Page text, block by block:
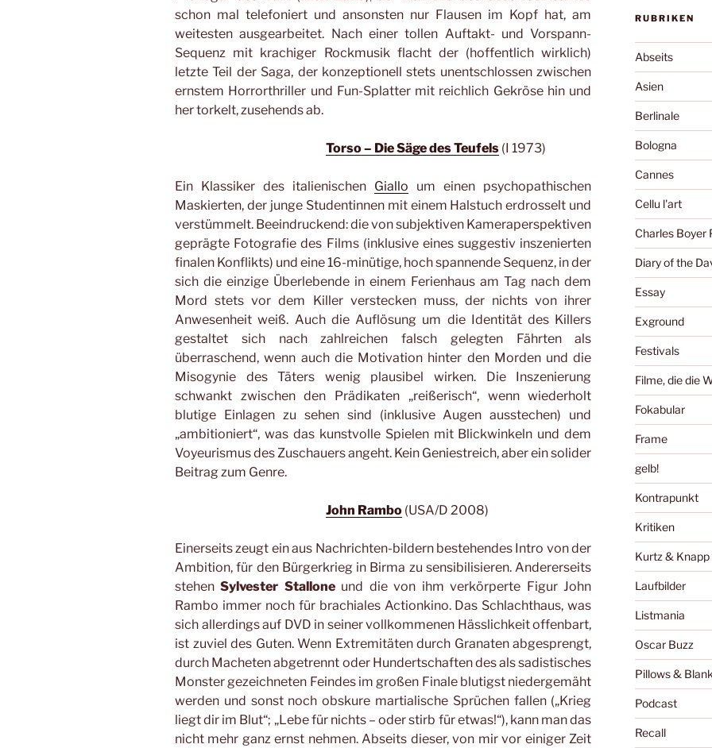
schon mal telefoniert und ansonsten nur Flausen im Kopf hat, am
weitesten ausgearbeitet. Nach einer tollen Auftakt- und Vorspann-
Sequenz mit krachiger Rockmusik flacht der (hoffentlich wirklich)
letzte Teil der Saga, der konzeptionell stets unentschlossen zwischen
ernstem Horrorthriller und Fun-Splatter mit reichlich Gekröse hin und
her torkelt, zusehends ab.
Torso – Die Säge des Teufels (I 1973)
Ein Klassiker des italienischen Giallo um einen psychopathischen
Maskierten, der junge Studentinnen mit einem Halstuch erdrosselt und
verstümmelt. Beeindruckend: die von subjektiven Kameraperspektiven
geprägte Fotografie des Films (inklusive eines suggestiv inszenierten
finalen Konflikts) und eine 16-minütige, hoch spannende Sequenz, in der
sich die einzige Überlebende in einem Ferienhaus am Tag nach dem
Mord stets vor dem Killer verstecken muss, der nichts von ihrer
Anwesenheit weiß. Auch die Auflösung um die Identität des Killers
gestaltet sich nach zahlreichen falsch gelegten Fährten als
überraschend, wenn auch die Motivation hinter den Morden und die
Misogynie des Täters wenig plausibel wirken. Die Inszenierung
schwankt zwischen den Prädikaten „reißerisch“, wenn wiederholt
blutige Einlagen zu sehen sind (inklusive Augen ausstechen) und
„ambitioniert“, was das kunstvolle Spielen mit Blickwinkeln und dem
Voyeurismus des Zuschauers angeht. Kein Geniestreich, aber ein solider
Beitrag zum Genre.
John Rambo (USA/D 2008)
Einerseits zeugt ein aus Nachrichten-bildern bestehendes Intro von der
Ambition, für den Bürgerkrieg in Birma zu sensibilisieren. Andererseits
stehenSylvester Stalloneund die von ihm verkörperte Figur John
Rambo immer noch für brachiales Actionkino. Das Schlachthaus, was
sich allerdings auf DVD in seiner vollkommenen Hässlichkeit offenbart,
ist zuviel des Guten. Wenn Extremitäten durch Granaten abgesprengt,
durch Macheten abgetrennt oder Hundertschaften des als sadistisches
Monster gezeichneten Feindes im großen Finale blutigst niedergemäht
werden und sonst noch obskure martialische Sprüchen fallen („Krieg
liegt dir im Blut“; „Lebe für nichts – oder stirb für etwas!“), kann man das
nicht mehr ganz ernst nehmen. Abseits dieser, von mir vor einiger Zeit
RUBRIKEN
Abseits
Asien
Berlinale
Bologna
Cannes
Cellu l'art
Charles Boyer
Diary of the
Essay
Exground
Festivals
Filme, die die
Fokabular
Frame
gelb!
Kontrapunkt
Kritiken
Kurtz & Knapp
Laufbilder
Listmania
Oscar Buzz
Pillows &
Podcast
Recall